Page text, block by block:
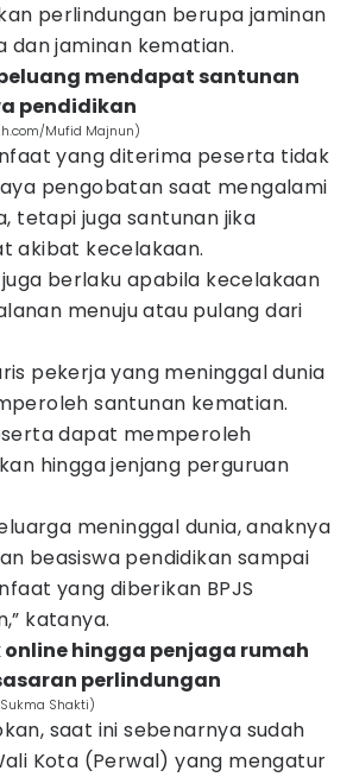
perlindungan berupa jaminan
dan jaminan kematian.
mendapat santunan
pendidikan
Mufid Majnun)
yang diterima peserta tidak
pengobatan saat mengalami
tetapi juga santunan jika
akibat kecelakaan.
berlaku apabila kecelakaan
menuju atau pulang dari
pekerja yang meninggal dunia
santunan kematian.
dapat memperoleh
hingga jenjang perguruan
meninggal dunia, anaknya
beasiswa pendidikan sampai
yang diberikan BPJS
katanya.
online hingga penjaga rumah
perlindungan
Shakti)
saat ini sebenarnya sudah
Kota (Perwal) yang mengatur